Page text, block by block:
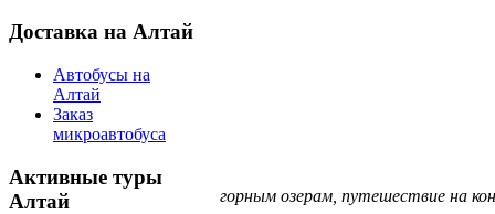
Доставка на Алтай
Автобусы на
Алтай
Заказ
микроавтобуса
Активные туры
Алтай
горным озерам, путешествие на